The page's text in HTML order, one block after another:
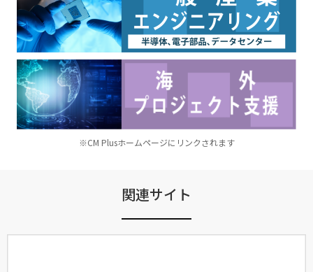
※CM Plusホームページにリンクされます
関連サイト